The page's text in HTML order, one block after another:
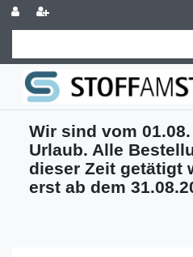
Wir sind vom
Urlaub. Alle
dieser Zeit getätigt
erst ab dem